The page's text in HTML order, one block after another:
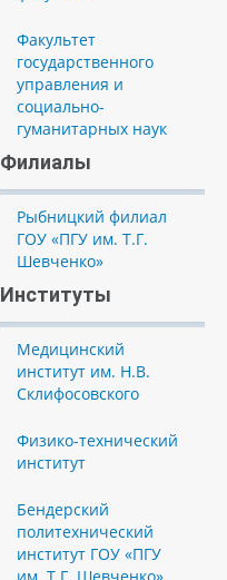
Факультет
государственного
управления и
социально-
гуманитарных наук
Филиалы
Рыбницкий филиал
ГОУ «ПГУ им. Т.Г.
Шевченко»
Институты
Медицинский
институт им. Н.В.
Склифосовского
Физико-технический
институт
Бендерский
политехнический
институт ГОУ «ПГУ
им. Т.Г. Шевченко»